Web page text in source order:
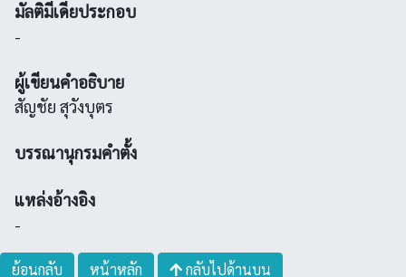
มัลติมีเดียประกอบ
-
ผู้เขียนคำอธิบาย
สัญชัย สุวังบุตร
บรรณานุกรมคำตั้ง
แหล่งอ้างอิง
-
ย้อนกลับ หน้าหลัก กลับไปด้านบน